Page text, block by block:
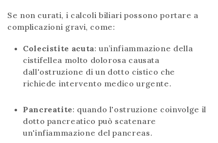
Se non curati, i calcoli biliari possono portare a
complicazioni gravi, come:
Colecistite acuta: un’infiammazione della
cistifellea molto dolorosa causata
dall'ostruzione di un dotto cistico che
richiede intervento medico urgente.
Pancreatite: quando l'ostruzione coinvolge il
dotto pancreatico può scatenare
un'infiammazione del pancreas.